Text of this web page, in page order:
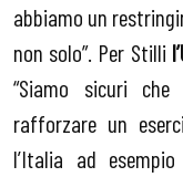
abbiamo un
non solo”. Per Stilli
“Siamo sicuri che
rafforzare un
l’Italia ad